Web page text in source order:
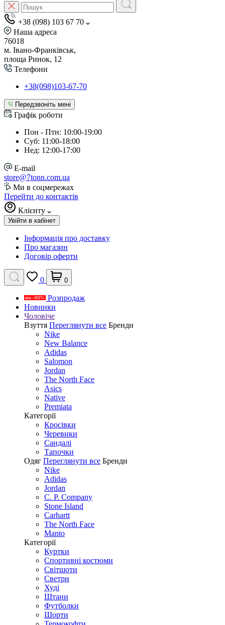
+38 (098) 103 67 70
Наша адреса
76018
м. Івано-Франківськ,
площа Ринок, 12
Телефони
+38(098)103-67-70
Передзвоніть мені
Графік роботи
Пон - Птн: 10:00-19:00
Суб: 11:00-18:00
Нед: 12:00-17:00
E-mail
store@7tonn.com.ua
Ми в соцмережах
Перейти до контактів
Клієнту
Увійти в кабінет
Інформація про доставку
Про магазин
Договір оферти
0 0
Розпродаж
Новинки
Чоловіче
Взуття Переглянути все Бренди
Nike
New Balance
Adidas
Salomon
Jordan
The North Face
Asics
Native
Premiata
Категорії
Кросівки
Черевики
Сандалі
Tапочки
Одяг Переглянути все Бренди
Nike
Adidas
Jordan
C. P. Company
Stone Island
Carhartt
The North Face
Manto
Категорії
Куртки
Спортивні костюми
Світшоти
Светри
Худі
Штани
Футболки
Шорти